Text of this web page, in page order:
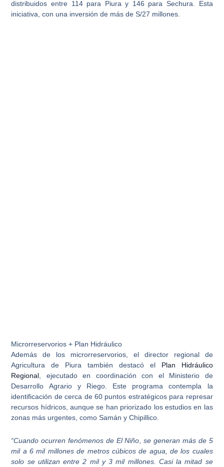
distribuidos entre 114 para Piura y 146 para Sechura. Esta
iniciativa, con una inversión de más de S/27 millones.
Microrreservorios + Plan Hidráulico
Además de los microrreservorios, el director regional de
Agricultura de Piura también destacó el Plan Hidráulico
Regional, ejecutado en coordinación con el Ministerio de
Desarrollo Agrario y Riego. Este programa contempla la
identificación de cerca de 60 puntos estratégicos para represar
recursos hídricos, aunque se han priorizado los estudios en las
zonas más urgentes, como Samán y Chipillico.
“Cuando ocurren fenómenos de El Niño, se generan más de 5
mil a 6 mil millones de metros cúbicos de agua, de los cuales
solo se utilizan entre 2 mil y 3 mil millones. Casi la mitad se